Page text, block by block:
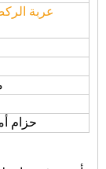
عربة
حزام